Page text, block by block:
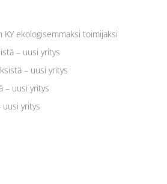
KY ekologisemmaksi toimijaksi
– uusi yritys
– uusi yritys
– uusi yritys
uusi yritys